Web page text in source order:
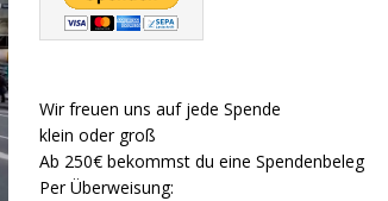
Wir freuen uns auf jede Spende
klein oder groß
Ab 250€ bekommst du eine Spendenbeleg
Per Überweisung: